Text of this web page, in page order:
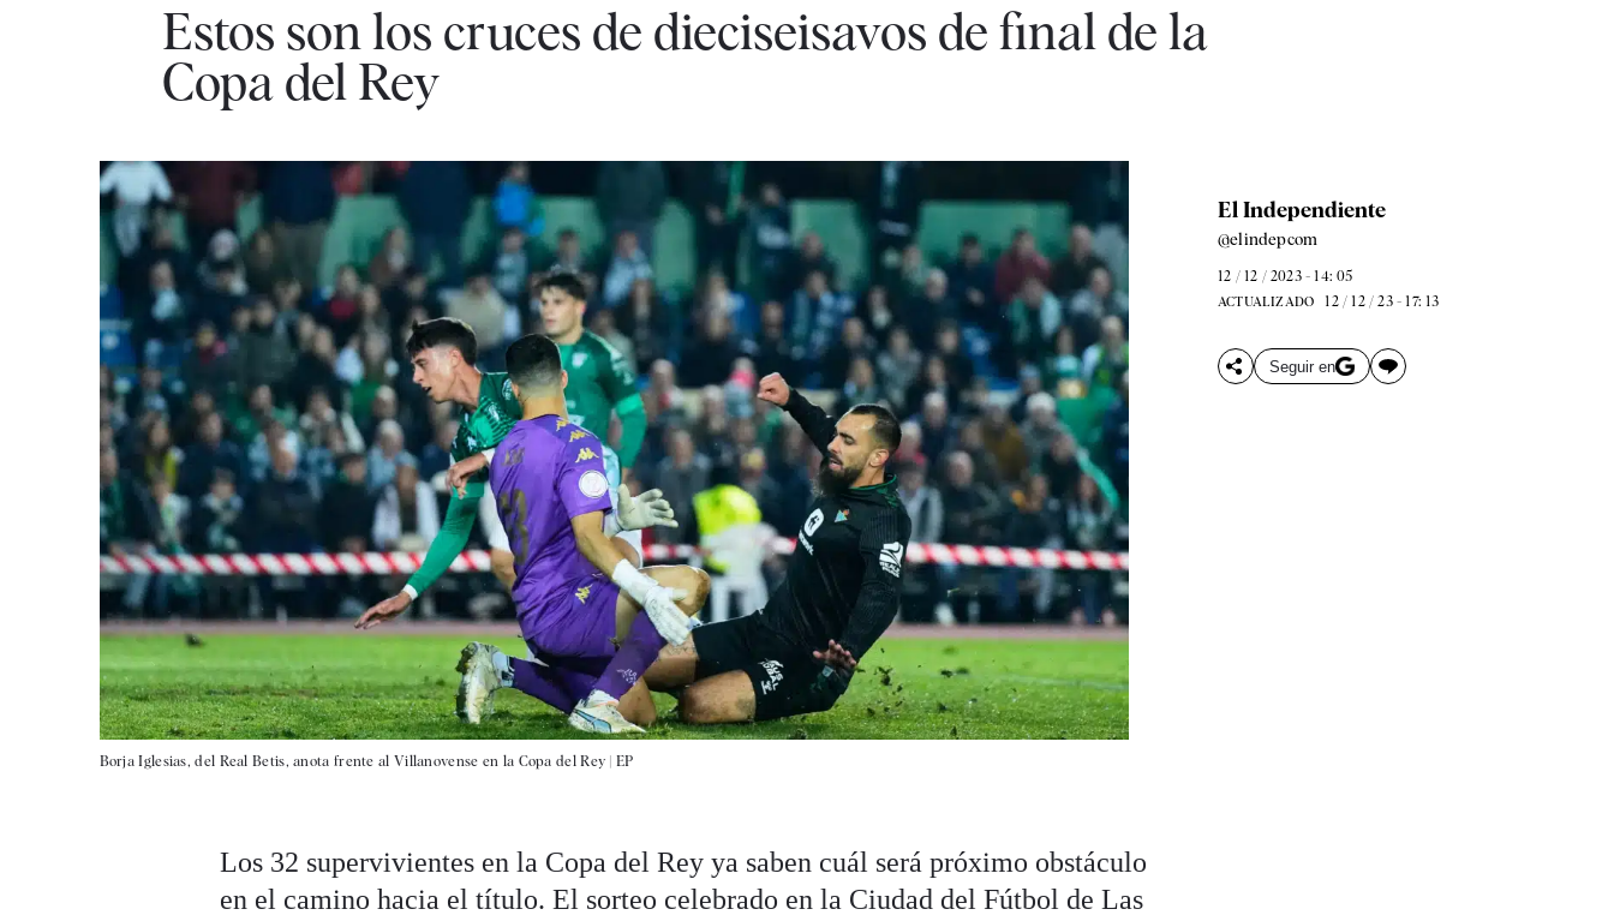
Estos son los cruces de dieciseisavos de final de la
Copa del Rey
Borja Iglesias, del Real Betis, anota frente al Villanovense en la Copa del Rey |EP
El Independiente
@elindepcom
12 / 12 / 2023 - 14: 05
ACTUALIZADO 12 / 12 / 23 - 17: 13
Seguir en
Los 32 supervivientes en la Copa del Rey ya saben cuál será próximo obstáculo
en el camino hacia el título. El sorteo celebrado en la Ciudad del Fútbol de Las